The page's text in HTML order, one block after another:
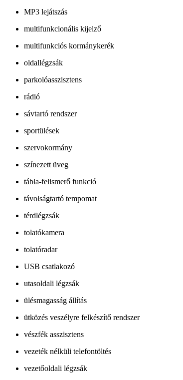
MP3 lejátszás
multifunkcionális kijelző
multifunkciós kormánykerék
oldallégzsák
parkolóasszisztens
rádió
sávtartó rendszer
sportülések
szervokormány
színezett üveg
tábla-felismerő funkció
távolságtartó tempomat
térdlégzsák
tolatókamera
tolatóradar
USB csatlakozó
utasoldali légzsák
ülésmagasság állítás
ütközés veszélyre felkészítő rendszer
vészfék asszisztens
vezeték nélküli telefontöltés
vezetőoldali légzsák